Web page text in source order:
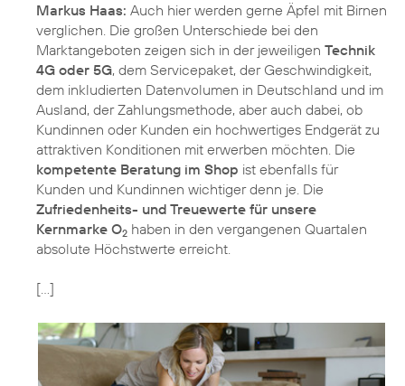
Markus Haas: Auch hier werden gerne Äpfel mit Birnen
verglichen. Die großen Unterschiede bei den
Marktangeboten zeigen sich in der jeweiligen Technik
4G oder 5G, dem Servicepaket, der Geschwindigkeit,
dem inkludierten Datenvolumen in Deutschland und im
Ausland, der Zahlungsmethode, aber auch dabei, ob
Kundinnen oder Kunden ein hochwertiges Endgerät zu
attraktiven Konditionen mit erwerben möchten. Die
kompetente Beratung im Shop ist ebenfalls für
Kunden und Kundinnen wichtiger denn je. Die
Zufriedenheits- und Treuewerte für unsere
Kernmarke O2 haben in den vergangenen Quartalen
absolute Höchstwerte erreicht.
[…]